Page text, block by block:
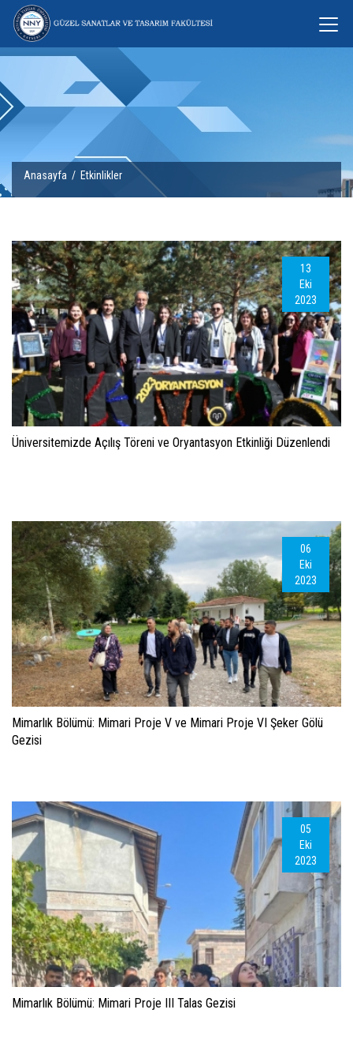
Anasayfa / Etkinlikler
13
Eki
2023
Üniversitemizde Açılış Töreni ve Oryantasyon Etkinliği Düzenlendi
06
Eki
2023
Mimarlık Bölümü: Mimari Proje V ve Mimari Proje VI Şeker Gölü
Gezisi
05
Eki
2023
Mimarlık Bölümü: Mimari Proje III Talas Gezisi